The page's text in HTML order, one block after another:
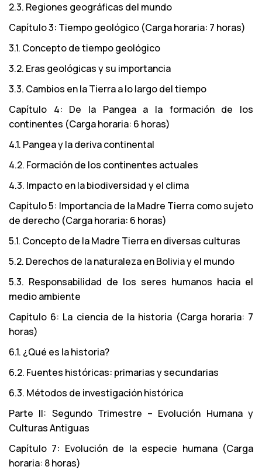
2.3. Regiones geográficas del mundo
Capítulo 3: Tiempo geológico (Carga horaria: 7 horas)
3.1. Concepto de tiempo geológico
3.2. Eras geológicas y su importancia
3.3. Cambios en la Tierra a lo largo del tiempo
Capítulo 4: De la Pangea a la formación de los
continentes (Carga horaria: 6 horas)
4.1. Pangea y la deriva continental
4.2. Formación de los continentes actuales
4.3. Impacto en la biodiversidad y el clima
Capítulo 5: Importancia de la Madre Tierra como sujeto
de derecho (Carga horaria: 6 horas)
5.1. Concepto de la Madre Tierra en diversas culturas
5.2. Derechos de la naturaleza en Bolivia y el mundo
5.3. Responsabilidad de los seres humanos hacia el
medio ambiente
Capítulo 6: La ciencia de la historia (Carga horaria: 7
horas)
6.1. ¿Qué es la historia?
6.2. Fuentes históricas: primarias y secundarias
6.3. Métodos de investigación histórica
Parte II: Segundo Trimestre – Evolución Humana y
Culturas Antiguas
Capítulo 7: Evolución de la especie humana (Carga
horaria: 8 horas)